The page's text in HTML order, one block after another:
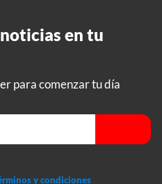
en tu
para comenzar tu día
y condiciones